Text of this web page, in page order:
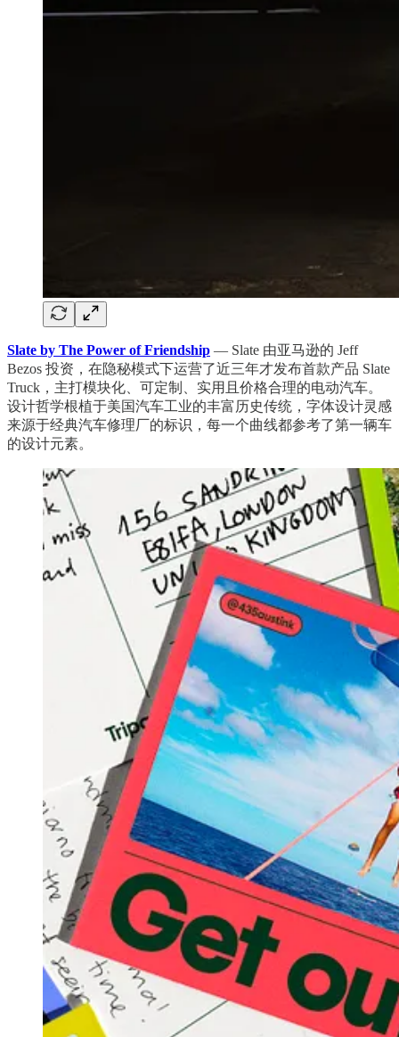
Slate by The Power of Friendship — Slate 由亚马逊的 Jeff
Bezos 投资，在隐秘模式下运营了近三年才发布首款产品 Slate
Truck，主打模块化、可定制、实用且价格合理的电动汽车。
设计哲学根植于美国汽车工业的丰富历史传统，字体设计灵感
来源于经典汽车修理厂的标识，每一个曲线都参考了第一辆车
的设计元素。